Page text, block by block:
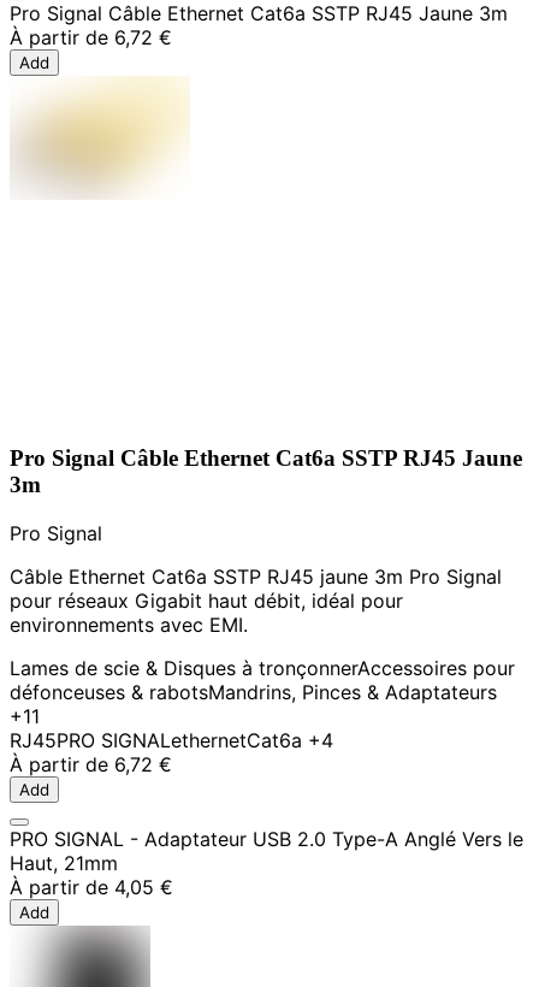
Pro Signal Câble Ethernet Cat6a SSTP RJ45 Jaune 3m
À partir de 6,72 €
Add
Pro Signal Câble Ethernet Cat6a SSTP RJ45 Jaune
3m
Pro Signal
Câble Ethernet Cat6a SSTP RJ45 jaune 3m Pro Signal
pour réseaux Gigabit haut débit, idéal pour
environnements avec EMI.
Lames de scie & Disques à tronçonnerAccessoires pour
défonceuses & rabotsMandrins, Pinces & Adaptateurs
+11
RJ45PRO SIGNALethernetCat6a +4
À partir de 6,72 €
Add
PRO SIGNAL - Adaptateur USB 2.0 Type-A Anglé Vers le
Haut, 21mm
À partir de 4,05 €
Add